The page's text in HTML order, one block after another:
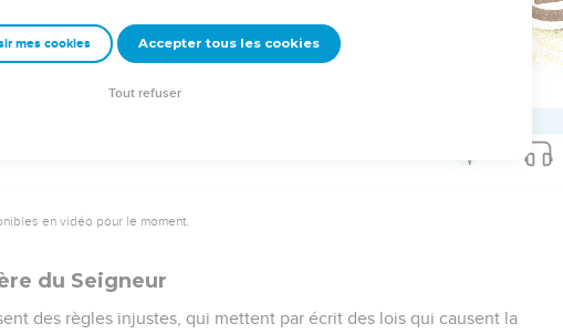
du SEIGNEUR ne se calme pas, son poing reste levé.
autorisation. Pour vous procurer une Bible imprimée, rendez-vous sur www.editionsbiblio.fr
en vidéo pour le moment.
du Seigneur
des règles injustes, qui mettent par écrit des lois qui causent la
mes cookies Accepter tous les cookies
Tout refuser